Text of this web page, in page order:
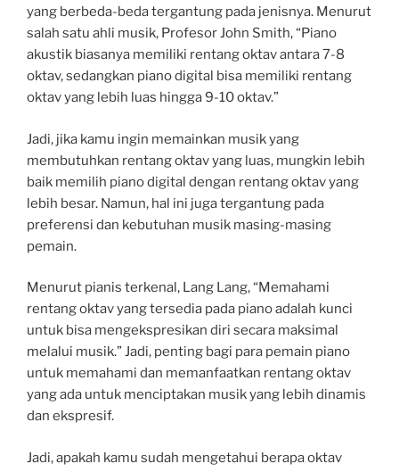
yang berbeda-beda tergantung pada jenisnya. Menurut
salah satu ahli musik, Profesor John Smith, “Piano
akustik biasanya memiliki rentang oktav antara 7-8
oktav, sedangkan piano digital bisa memiliki rentang
oktav yang lebih luas hingga 9-10 oktav.”
Jadi, jika kamu ingin memainkan musik yang
membutuhkan rentang oktav yang luas, mungkin lebih
baik memilih piano digital dengan rentang oktav yang
lebih besar. Namun, hal ini juga tergantung pada
preferensi dan kebutuhan musik masing-masing
pemain.
Menurut pianis terkenal, Lang Lang, “Memahami
rentang oktav yang tersedia pada piano adalah kunci
untuk bisa mengekspresikan diri secara maksimal
melalui musik.” Jadi, penting bagi para pemain piano
untuk memahami dan memanfaatkan rentang oktav
yang ada untuk menciptakan musik yang lebih dinamis
dan ekspresif.
Jadi, apakah kamu sudah mengetahui berapa oktav